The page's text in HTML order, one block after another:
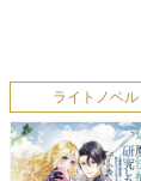
ライトノベル